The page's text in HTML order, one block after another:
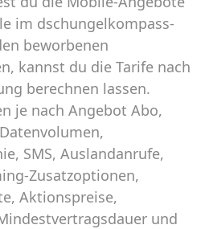
Hotspots und Smart
Abo
im neuen Design
Schweiz
im dschungelkompass-
beworbenen
kannst du die Tarife nach
berechnen lassen.
je nach Angebot Abo,
SMS, Auslandanrufe,
Zusatzoptionen,
Aktionspreise,
und